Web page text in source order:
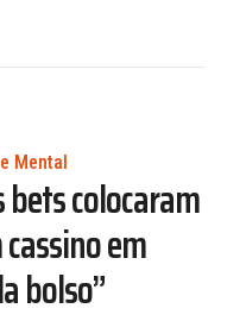
Mental
bets colocaram
em
bolso”